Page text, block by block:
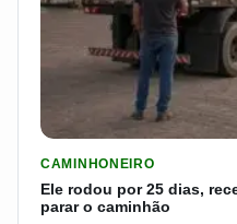
CAMINHONEIRO
Ele rodou por 25 dias,
parar o caminhão